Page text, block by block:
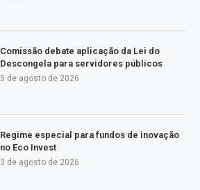
Comissão debate aplicação da Lei do
Descongela para servidores públicos
5 de agosto de 2026
Regime especial para fundos de inovação
no Eco Invest
3 de agosto de 2026